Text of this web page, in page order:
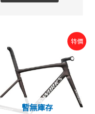
特價
暫無庫存
格：
NT$178,000。
格：
NT$110,000。